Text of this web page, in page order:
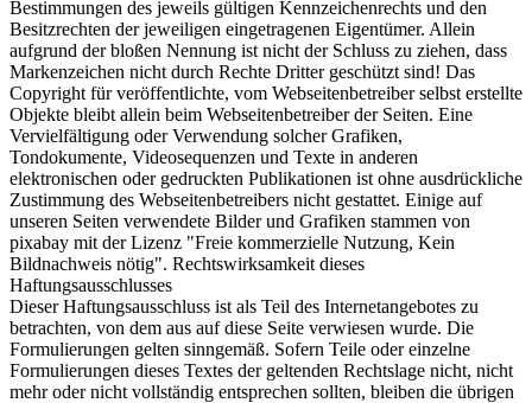
Bestimmungen des jeweils gültigen Kennzeichenrechts und den
Besitzrechten der jeweiligen eingetragenen Eigentümer. Allein
aufgrund der bloßen Nennung ist nicht der Schluss zu ziehen, dass
Markenzeichen nicht durch Rechte Dritter geschützt sind! Das
Copyright für veröffentlichte, vom Webseitenbetreiber selbst erstellte
Objekte bleibt allein beim Webseitenbetreiber der Seiten. Eine
Vervielfältigung oder Verwendung solcher Grafiken,
Tondokumente, Videosequenzen und Texte in anderen
elektronischen oder gedruckten Publikationen ist ohne ausdrückliche
Zustimmung des Webseitenbetreibers nicht gestattet. Einige auf
unseren Seiten verwendete Bilder und Grafiken stammen von
pixabay mit der Lizenz "Freie kommerzielle Nutzung, Kein
Bildnachweis nötig". Rechtswirksamkeit dieses
Haftungsausschlusses
Dieser Haftungsausschluss ist als Teil des Internetangebotes zu
betrachten, von dem aus auf diese Seite verwiesen wurde. Die
Formulierungen gelten sinngemäß. Sofern Teile oder einzelne
Formulierungen dieses Textes der geltenden Rechtslage nicht, nicht
mehr oder nicht vollständig entsprechen sollten, bleiben die übrigen